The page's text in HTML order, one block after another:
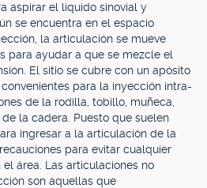
aspirar el líquido sinovial y
se encuentra en el espacio
la articulación se mueve
para ayudar a que se mezcle el
El sitio se cubre con un apósito
para la inyección intra-
de la rodilla, tobillo, muñeca,
la cadera. Puesto que suelen
ingresar a la articulación de la
para evitar cualquier
área. Las articulaciones no
son aquellas que